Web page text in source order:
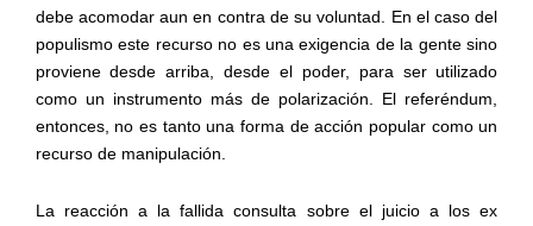
debe acomodar aun en contra de su voluntad. En el caso del
populismo este recurso no es una exigencia de la gente sino
proviene desde arriba, desde el poder, para ser utilizado
como un instrumento más de polarización. El referéndum,
entonces, no es tanto una forma de acción popular como un
recurso de manipulación.
La reacción a la fallida consulta sobre el juicio a los ex